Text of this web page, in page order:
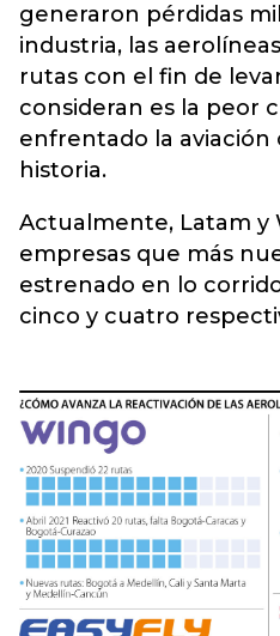
generaron pérdidas
industria, las
rutas con el fin de
consideran es la peor
enfrentado la aviación
historia.
Actualmente, Latam y
empresas que más
estrenado en lo
cinco y cuatro